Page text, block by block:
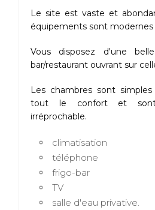
Le site est vaste et
équipements sont
Vous disposez d'une
bar/restaurant ouvrant sur
Les chambres sont
tout le confort et sont
irréprochable.
climatisation
téléphone
frigo-bar
TV
salle d'eau privative.